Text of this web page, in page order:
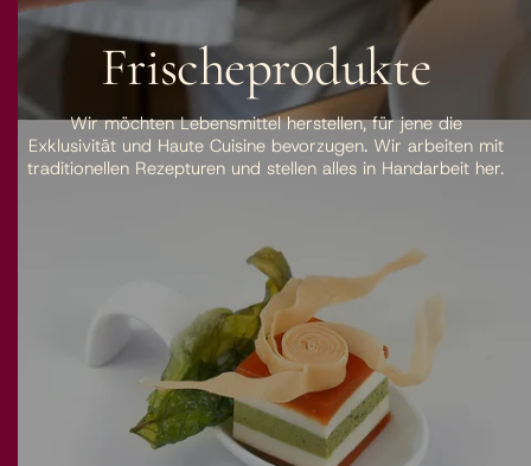
Frischeprodukte
Wir möchten Lebensmittel herstellen, für jene die
Exklusivität und Haute Cuisine bevorzugen. Wir arbeiten mit
traditionellen Rezepturen und stellen alles in Handarbeit her.